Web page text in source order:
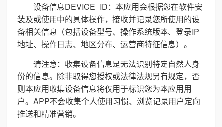
设备信息DEVICE_ID：本应用会根据您在软件安
装及或使用中的具体操作，接收并记录您所使用的设
备相关信息（包括设备型号、操作系统版本、登录IP
地址、操作日志、地区分布、运营商特征信息）。
请注意：收集设备信息是无法识别特定自然人身
份的信息。除非取得您授权或法律法规另有规定，否
则本应用收集设备信息将仅用于标识您为本应用用
户。APP不会收集个人使用习惯、浏览记录用户定向
推送和精准营销。